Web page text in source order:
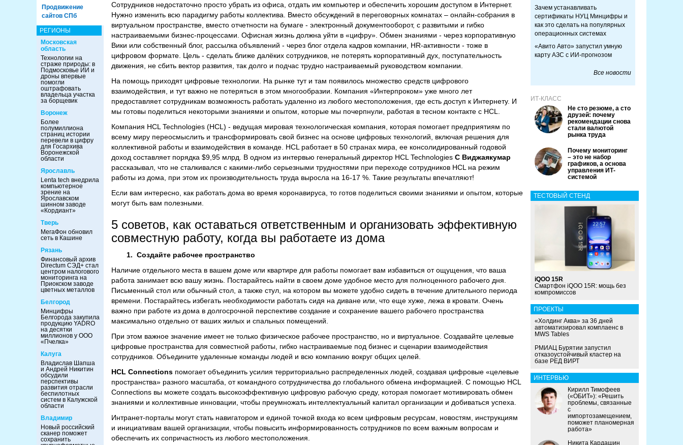
Продвижение
сайтов СПб
РЕГИОНЫ
Московская
область
Технологии на
страже природы: в
Подмосковье ИИ и
дроны впервые
помогли
оштрафовать
владельца участка
за борщевик
Воронеж
Более
полумиллиона
страниц истории
перевели в цифру
для Госархива
Воронежской
области
Ярославль
Lenta tech внедрила
компьютерное
зрение на
Ярославском
шинном заводе
«Кордиант»
Тверь
МегаФон обновил
сеть в Кашине
Рязань
Финансовый архив
Directum СЭД+ стал
центром налогового
мониторинга на
Приокском заводе
цветных металлов
Белгород
Минцифры
Белгорода закупила
продукцию YADRO
на десятки
миллионов у ООО
«Пчелка»
Калуга
Владислав Шапша
и Андрей Никитин
обсудили
перспективы
развития отрасли
беспилотных
систем в Калужской
области
Владимир
Новый российский
сканер поможет
сохранить
Сотрудников недостаточно просто убрать из офиса, отдать им компьютер и обеспечить хорошим доступом в Интернет.
Нужно изменить всю парадигму работы коллектива. Вместо обсуждений в переговорных комнатах – онлайн-собрания в
виртуальном пространстве, вместо отчетности на бумаге - электронный документооборот, с развитыми и гибко
настраиваемыми бизнес-процессами. Офисная жизнь должна уйти в «цифру». Обмен знаниями - через корпоративную
Вики или собственный блог, рассылка объявлений - через блог отдела кадров компании, HR-активности - тоже в
цифровом формате. Цель - сделать ближе далёких сотрудников, не потерять корпоративный дух, поступательность
движения, не сбить вектор развития, так долго и подчас трудно настраиваемый руководством компании.
На помощь приходят цифровые технологии. На рынке тут и там появилось множество средств цифрового
взаимодействия, и тут важно не потеряться в этом многообразии. Компания «Интерпроком» уже много лет
предоставляет сотрудникам возможность работать удаленно из любого местоположения, где есть доступ к Интернету. И
мы готовы поделиться некоторыми знаниями и опытом, которые мы почерпнули, работая в тесном контакте с HCL.
Компания HCL Technologies (HCL) - ведущая мировая технологическая компания, которая помогает предприятиям по
всему миру переосмыслить и трансформировать свой бизнес на основе цифровых технологий, включая решения для
коллективной работы и взаимодействия в команде. HCL работает в 50 странах мира, ее консолидированный годовой
доход составляет порядка $9,95 млрд. В одном из интервью генеральный директор HCL Technologies C Виджаякумар
рассказывал, что не сталкивался с какими-либо серьезными трудностями при переходе сотрудников HCL на режим
работы из дома, при этом их производительность труда выросла на 16-17 %. Такие результаты впечатляют!
Если вам интересно, как работать дома во время коронавируса, то готов поделиться своими знаниями и опытом, которые
могут быть вам полезными.
5 советов, как оставаться ответственным и организовать эффективную
совместную работу, когда вы работаете из дома
1. Создайте рабочее пространство
Наличие отдельного места в вашем доме или квартире для работы помогает вам избавиться от ощущения, что ваша
работа занимает всю вашу жизнь. Постарайтесь найти в своем доме удобное место для полноценного рабочего дня.
Письменный стол или обычный стол, а также стул, на котором вы можете удобно сидеть в течение длительного периода
времени. Постарайтесь избегать необходимости работать сидя на диване или, что еще хуже, лежа в кровати. Очень
важно при работе из дома в долгосрочной перспективе создание и сохранение вашего рабочего пространства
максимально отдельно от ваших жилых и спальных помещений.
При этом важное значение имеет не только физическое рабочее пространство, но и виртуальное. Создавайте целевые
цифровые пространства для совместной работы, гибко настраиваемые под бизнес и сценарии взаимодействия
сотрудников. Объедините удаленные команды людей и всю компанию вокруг общих целей.
HCL Connections помогает объединить усилия территориально распределенных людей, создавая цифровые «целевые
пространства» разного масштаба, от командного сотрудничества до глобального обмена информацией. С помощью HCL
Connections вы можете создать высокоэффективную цифровую рабочую среду, которая помогает мотивировать обмен
знаниями и коллективные инновации, чтобы преумножать интеллектуальный капитал организации и добиваться успеха.
Интранет-порталы могут стать навигатором и единой точкой входа ко всем цифровым ресурсам, новостям, инструкциям
и инициативам вашей организации, чтобы повысить информированность сотрудников по всем важным вопросам и
обеспечить их сопричастность из любого местоположения.
Зачем устанавливать
сертификаты НУЦ Минцифры и
как это сделать на популярных
операционных системах
«Авито Авто» запустил умную
карту АЗС с ИИ-прогнозом
Все новости
ИТ-КЛАСС
Не сто резюме, а сто
друзей: почему
рекомендации снова
стали валютой
рынка труда
Почему мониторинг
– это не набор
графиков, а основа
управления ИТ-
системой
ТЕСТОВЫЙ СТЕНД
iQOO 15R
Смартфон iQOO 15R: мощь без
компромиссов
ПРОЕКТЫ
«Холдинг Аква» за 36 дней
автоматизировал комплаенс в
MWS Tables
РМИАЦ Бурятии запустил
отказоустойчивый кластер на
базе РЕД ВИРТ
ИНТЕРВЬЮ
Кирилл Тимофеев
(«ОБИТ»): «Решить
проблемы, связанные
с
импортозамещением,
поможет планомерная
работа»
Никита Кардашин